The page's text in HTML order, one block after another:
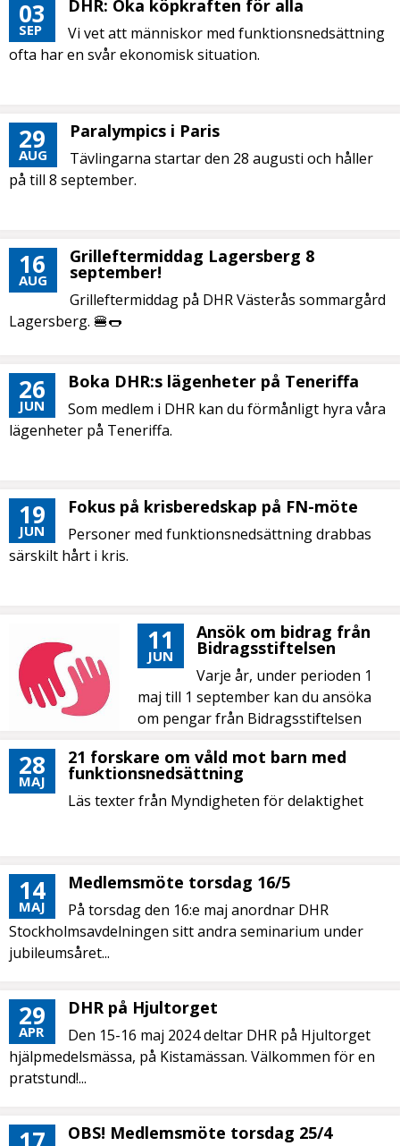
03
SEP
DHR: Öka köpkraften för alla
Vi vet att människor med funktionsnedsättning
ofta har en svår ekonomisk situation.
29
AUG
Paralympics i Paris
Tävlingarna startar den 28 augusti och håller
på till 8 september.
16
AUG
Grilleftermiddag Lagersberg 8
september!
Grilleftermiddag på DHR Västerås sommargård
Lagersberg. 🍔🌭
26
JUN
Boka DHR:s lägenheter på Teneriffa
Som medlem i DHR kan du förmånligt hyra våra
lägenheter på Teneriffa.
19
JUN
Fokus på krisberedskap på FN-möte
Personer med funktionsnedsättning drabbas
särskilt hårt i kris.
11
JUN
Ansök om bidrag från
Bidragsstiftelsen
Varje år, under perioden 1
maj till 1 september kan du ansöka
om pengar från Bidragsstiftelsen
28
MAJ
21 forskare om våld mot barn med
funktionsnedsättning
Läs texter från Myndigheten för delaktighet
14
MAJ
Medlemsmöte torsdag 16/5
På torsdag den 16:e maj anordnar DHR
Stockholmsavdelningen sitt andra seminarium under
jubileumsåret...
29
APR
DHR på Hjultorget
Den 15-16 maj 2024 deltar DHR på Hjultorget
hjälpmedelsmässa, på Kistamässan. Välkommen för en
pratstund!...
OBS! Medlemsmöte torsdag 25/4